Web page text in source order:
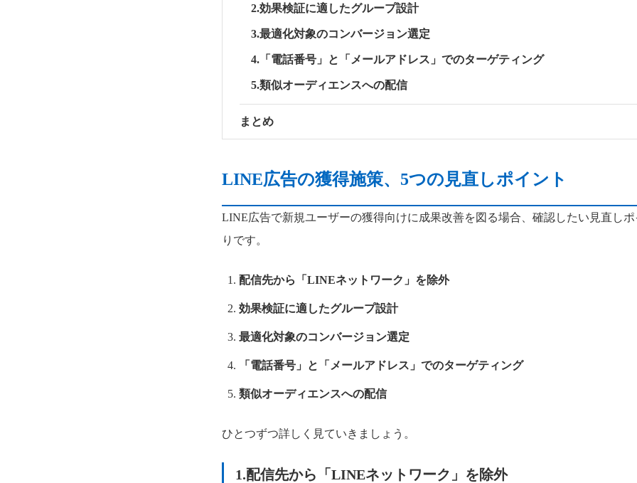
2.効果検証に適したグループ設計
3.最適化対象のコンバージョン選定
4.「電話番号」と「メールアドレス」でのターゲティング
5.類似オーディエンスへの配信
まとめ
LINE広告の獲得施策、5つの見直しポイント
LINE広告で新規ユーザーの獲得向けに成果改善を図る場合、確認したい見直し
りです。
配信先から「LINEネットワーク」を除外
効果検証に適したグループ設計
最適化対象のコンバージョン選定
「電話番号」と「メールアドレス」でのターゲティング
類似オーディエンスへの配信
ひとつずつ詳しく見ていきましょう。
1.配信先から「LINEネットワーク」を除外